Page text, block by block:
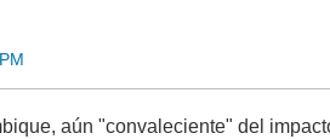
aún "convaleciente" del